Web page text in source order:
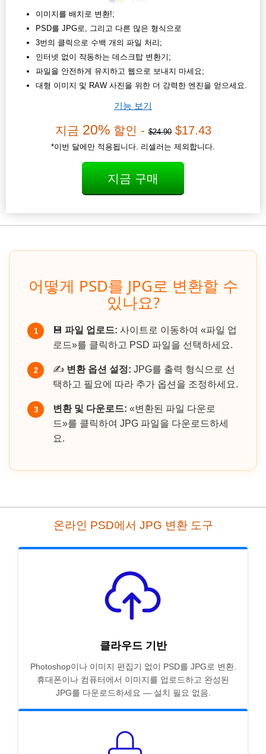
이미지를 배치로 변환!;
PSD를 JPG로, 그리고 다른 많은 형식으로
3번의 클릭으로 수백 개의 파일 처리;
인터넷 없이 작동하는 데스크탑 변환기;
파일을 안전하게 유지하고 웹으로 보내지 마세요;
대형 이미지 및 RAW 사진을 위한 더 강력한 엔진을 얻으세요.
기능 보기
지금 20%할인 -$24.90$17.43
*이번 달에만 적용됩니다. 리셀러는 제외합니다.
지금 구매
어떻게 PSD를 JPG로 변환할 수
있나요?
1 💾 파일 업로드: 사이트로 이동하여 «파일 업
로드»를 클릭하고 PSD 파일을 선택하세요.
2 ✍️ 변환 옵션 설정: JPG를 출력 형식으로 선
택하고 필요에 따라 추가 옵션을 조정하세요.
3 변환 및 다운로드: «변환된 파일 다운로
드»를 클릭하여 JPG 파일을 다운로드하세
요.
온라인 PSD에서 JPG 변환 도구
클라우드 기반
Photoshop이나 이미지 편집기 없이 PSD를 JPG로 변환.
휴대폰이나 컴퓨터에서 이미지를 업로드하고 완성된
JPG를 다운로드하세요 — 설치 필요 없음.